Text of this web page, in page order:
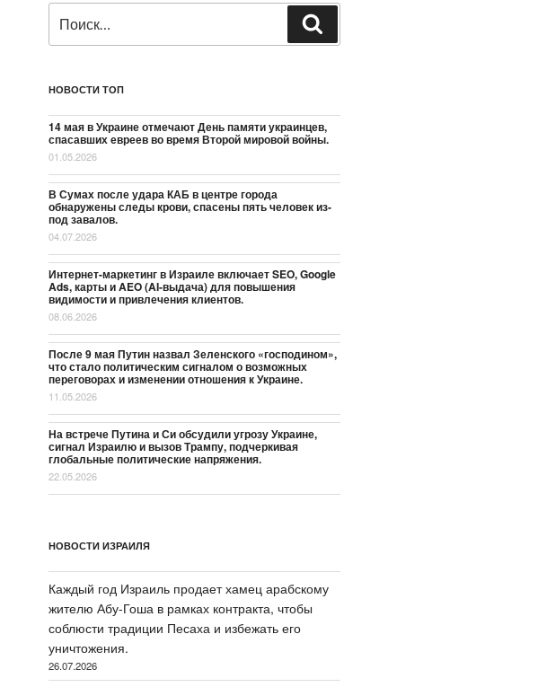
НОВОСТИ ТОП
14 мая в Украине отмечают День памяти украинцев,
спасавших евреев во время Второй мировой войны.
01.05.2026
В Сумах после удара КАБ в центре города
обнаружены следы крови, спасены пять человек из-
под завалов.
04.07.2026
Интернет-маркетинг в Израиле включает SEO, Google
Ads, карты и AEO (AI-выдача) для повышения
видимости и привлечения клиентов.
08.06.2026
После 9 мая Путин назвал Зеленского «господином»,
что стало политическим сигналом о возможных
переговорах и изменении отношения к Украине.
11.05.2026
На встрече Путина и Си обсудили угрозу Украине,
сигнал Израилю и вызов Трампу, подчеркивая
глобальные политические напряжения.
22.05.2026
НОВОСТИ ИЗРАИЛЯ
Каждый год Израиль продает хамец арабскому
жителю Абу-Гоша в рамках контракта, чтобы
соблюсти традиции Песаха и избежать его
уничтожения.
26.07.2026